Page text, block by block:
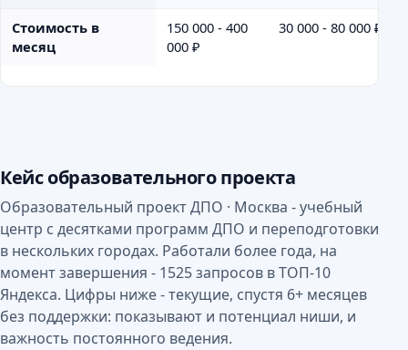
Стоимость в
месяц
150 000 - 400
000 ₽
30 000 - 80 000 ₽
Кейс образовательного проекта
Образовательный проект ДПО · Москва - учебный
центр с десятками программ ДПО и переподготовки
в нескольких городах. Работали более года, на
момент завершения - 1525 запросов в ТОП-10
Яндекса. Цифры ниже - текущие, спустя 6+ месяцев
без поддержки: показывают и потенциал ниши, и
важность постоянного ведения.